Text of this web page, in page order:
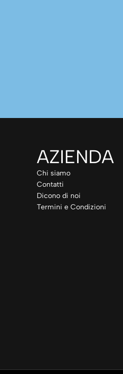
AZIENDA
Chi siamo
Contatti
Dicono di noi
Termini e Condizioni